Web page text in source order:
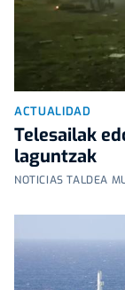
ACTUALIDAD
Telesailak
laguntzak
NOTICIAS TALDEA